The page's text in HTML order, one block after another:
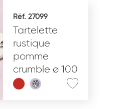
Réf. 27099
Tartelette
rustique
pomme
crumble ø 100